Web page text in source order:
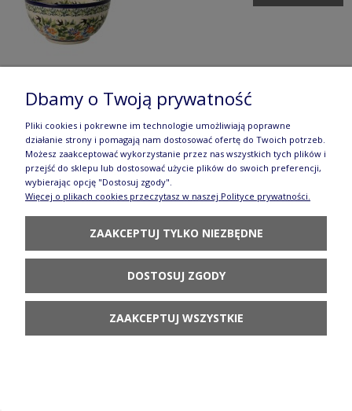
92,90 zł
POWIADOM O
Miska ø 14 cm V 0,45 L Bolesławiec
GU971DEK925A Zima
Dbamy o Twoją prywatność
Pliki cookies i pokrewne im technologie umożliwiają poprawne
działanie strony i pomagają nam dostosować ofertę do Twoich potrzeb.
Możesz zaakceptować wykorzystanie przez nas wszystkich tych plików i
przejść do sklepu lub dostosować użycie plików do swoich preferencji,
wybierając opcję "Dostosuj zgody".
Więcej o plikach cookies przeczytasz w naszej Polityce prywatności.
ZAAKCEPTUJ TYLKO NIEZBĘDNE
DOSTOSUJ ZGODY
ZAAKCEPTUJ WSZYSTKIE